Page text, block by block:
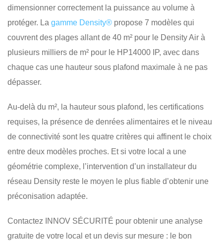
dimensionner correctement la puissance au volume à
protéger. La gamme Density® propose 7 modèles qui
couvrent des plages allant de 40 m² pour le Density Air à
plusieurs milliers de m² pour le HP14000 IP, avec dans
chaque cas une hauteur sous plafond maximale à ne pas
dépasser.
Au-delà du m², la hauteur sous plafond, les certifications
requises, la présence de denrées alimentaires et le niveau
de connectivité sont les quatre critères qui affinent le choix
entre deux modèles proches. Et si votre local a une
géométrie complexe, l’intervention d’un installateur du
réseau Density reste le moyen le plus fiable d’obtenir une
préconisation adaptée.
Contactez INNOV SÉCURITÉ pour obtenir une analyse
gratuite de votre local et un devis sur mesure : le bon